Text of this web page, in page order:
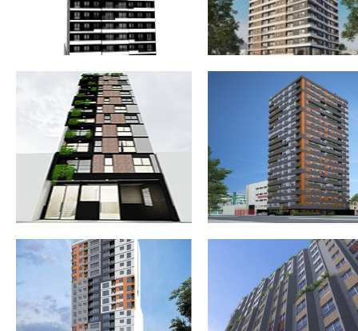
EDIFICIO MULTIFAMILIAR «CANADÁ
750» 109 VIVIENDAS EN LA
VICTORIA. LIMA
EDIFICIO MULTIFAMILIAR
«VILLAMAR» 174 VIVIENDAS
SAN MIGUEL. LIMA
CONJUNTO RESIDENCIAL 321
VIVIENDAS EN MAGDALENA DEL
MAR. LIMA
EDIFICIO MULTIFAMILIAR
LÚCUMOS» 3 VIVIENDAS
EXCLUSIVAS EN LA MOLINA.